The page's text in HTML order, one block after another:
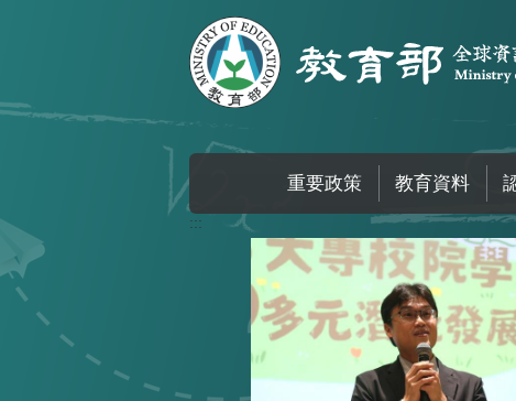
重要政策 教育資料
:::